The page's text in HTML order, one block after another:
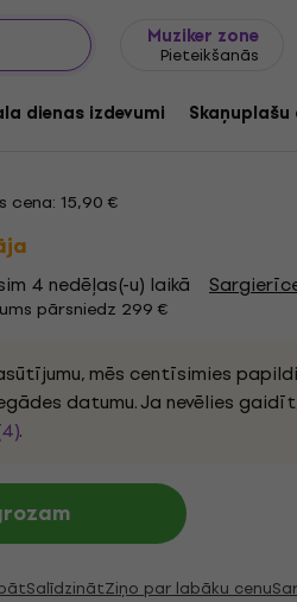
Muziker zone
Pieteikšanās
dienas izdevumi
(CD)
1191110
15,90 €
4 nedēļas(-u) laikā
pārsniedz 299 €
mēs centīsimies
datumu. Ja nevēlies
.
SalīdzinātZiņo par labāku cenu